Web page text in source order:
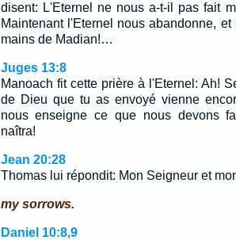
disent: L'Eternel ne nous a-t-il pas fait
Maintenant l'Eternel nous abandonne,
mains de Madian!…
Juges 13:8
Manoach fit cette prière à l'Eternel: Ah!
de Dieu que tu as envoyé vienne
nous enseigne ce que nous devons
naîtra!
Jean 20:28
Thomas lui répondit: Mon Seigneur et
my sorrows.
Daniel 10:8,9